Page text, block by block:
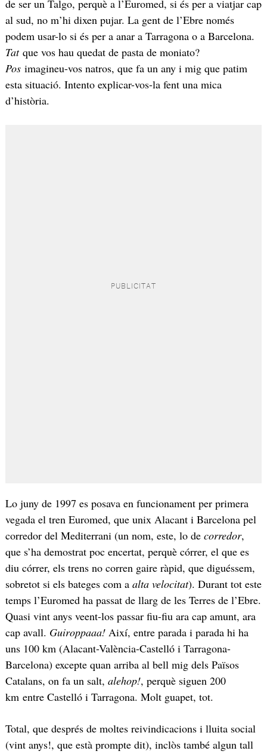
de ser un Talgo, perquè a l’Euromed, si és per a viatjar cap
al sud, no m’hi dixen pujar. La gent de l’Ebre només
podem usar-lo si és per a anar a Tarragona o a Barcelona.
Tatque vos hau quedat de pasta de moniato?
Posimagineu-vos natros, que fa un any i mig que patim
esta situació. Intento explicar-vos-la fent una mica
d’història.
Lo juny de 1997 es posava en funcionament per primera
vegada el tren Euromed, que unix Alacant i Barcelona pel
corredor del Mediterrani (un nom, este, lo de corredor,
que s’ha demostrat poc encertat, perquè córrer, el que es
diu córrer, els trens no corren gaire ràpid, que diguéssem,
sobretot si els bateges com a alta velocitat). Durant tot este
temps l’Euromed ha passat de llarg de les Terres de l’Ebre.
Quasi vint anys veent-los passar fiu-fiu ara cap amunt, ara
cap avall. Guiroppaaa! Així, entre parada i parada hi ha
uns 100 km (Alacant-València-Castelló i Tarragona-
Barcelona) excepte quan arriba al bell mig dels Països
Catalans, on fa un salt, alehop!, perquè siguen 200
km entre Castelló i Tarragona. Molt guapet, tot.
Total, que després de moltes reivindicacions i lluita social
(vint anys!, que està prompte dit), inclòs també algun tall